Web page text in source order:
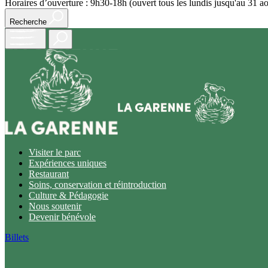
Horaires d’ouverture : 9h30-18h (ouvert tous les lundis jusqu'au 31
Recherche
menu
Visiter le parc
Expériences uniques
Restaurant
Soins, conservation et réintroduction
Culture & Pédagogie
Nous soutenir
Devenir bénévole
Billets